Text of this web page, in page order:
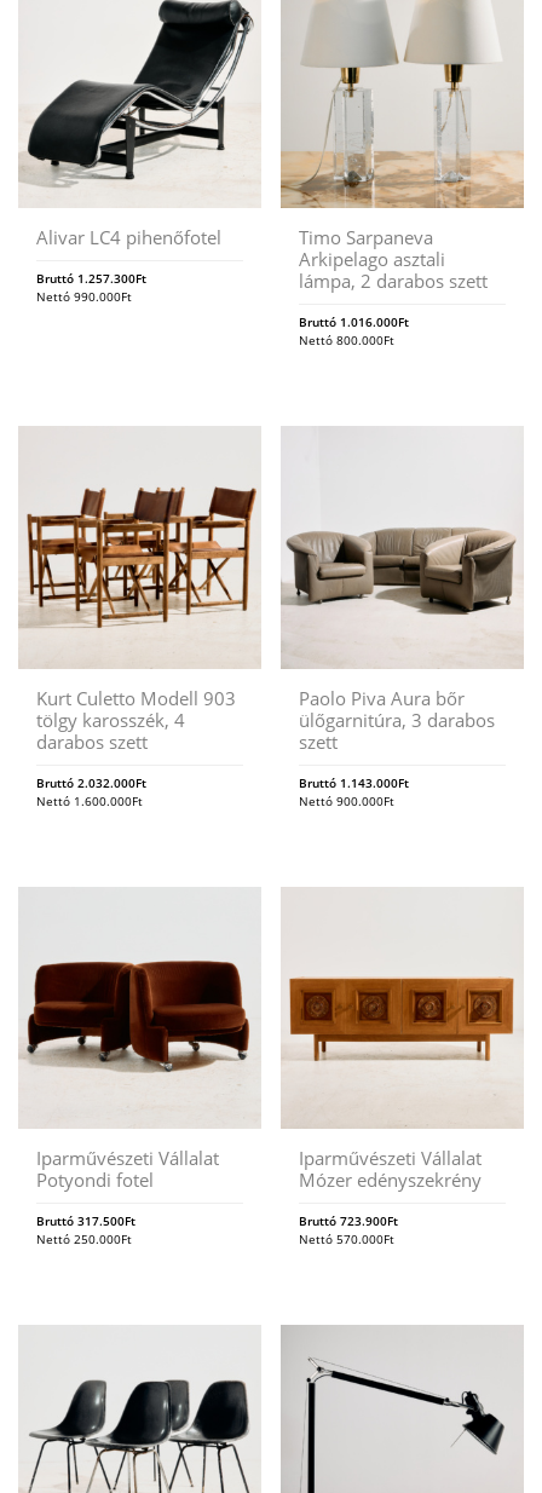
Alivar LC4 pihenőfotel
Bruttó 1.257.300Ft
Nettó 990.000Ft
Timo Sarpaneva
Arkipelago asztali
lámpa, 2 darabos szett
Bruttó 1.016.000Ft
Nettó800.000Ft
Kurt Culetto Modell 903
tölgy karosszék, 4
darabos szett
Bruttó 2.032.000Ft
Nettó 1.600.000Ft
Paolo Piva Aura bőr
ülőgarnitúra, 3 darabos
szett
Bruttó 1.143.000Ft
Nettó900.000Ft
Iparművészeti Vállalat
Potyondi fotel
Bruttó 317.500Ft
Nettó 250.000Ft
Iparművészeti Vállalat
Mózer edényszekrény
Bruttó723.900Ft
Nettó570.000Ft